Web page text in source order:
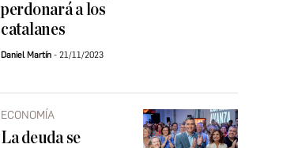
perdonará a los
catalanes
Daniel Martín 21/11/2023
ECONOMÍA
La deuda se